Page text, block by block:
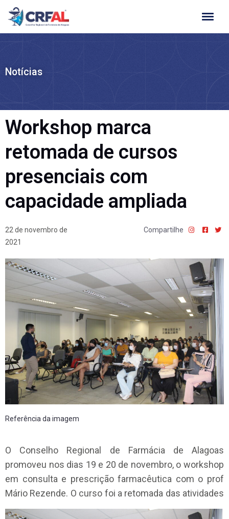
Ir
para
Notícias
Workshop marca
retomada de cursos
presenciais com
capacidade ampliada
22 de novembro de
2021
Compartilhe
Referência da imagem
O Conselho Regional de Farmácia de Alagoas
promoveu nos dias 19 e 20 de novembro, o workshop
em consulta e prescrição farmacêutica com o prof
Mário Rezende. O curso foi a retomada das atividades